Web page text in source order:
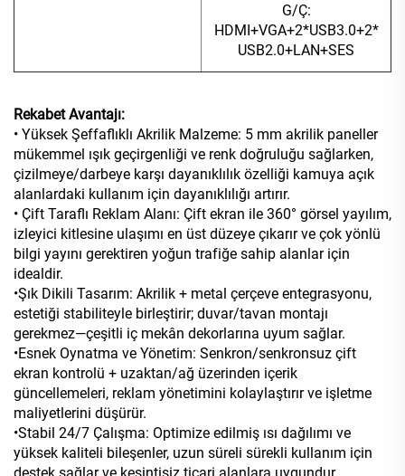
G/Ç:
HDMI+VGA+2*USB3.0+2*
USB2.0+LAN+SES
Rekabet Avantajı:
• Yüksek Şeffaflıklı Akrilik Malzeme: 5 mm akrilik paneller
mükemmel ışık geçirgenliği ve renk doğruluğu sağlarken,
çizilmeye/darbeye karşı dayanıklılık özelliği kamuya açık
alanlardaki kullanım için dayanıklılığı artırır.
• Çift Taraflı Reklam Alanı: Çift ekran ile 360° görsel yayılım,
izleyici kitlesine ulaşımı en üst düzeye çıkarır ve çok yönlü
bilgi yayını gerektiren yoğun trafiğe sahip alanlar için
idealdir.
•Şık Dikili Tasarım: Akrilik + metal çerçeve entegrasyonu,
estetiği stabiliteyle birleştirir; duvar/tavan montajı
gerekmez—çeşitli iç mekân dekorlarına uyum sağlar.
•Esnek Oynatma ve Yönetim: Senkron/senkronsuz çift
ekran kontrolü + uzaktan/ağ üzerinden içerik
güncellemeleri, reklam yönetimini kolaylaştırır ve işletme
maliyetlerini düşürür.
•Stabil 24/7 Çalışma: Optimize edilmiş ısı dağılımı ve
yüksek kaliteli bileşenler, uzun süreli sürekli kullanım için
destek sağlar ve kesintisiz ticari alanlara uygundur.